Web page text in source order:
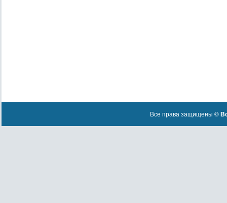
Все права защищены ©